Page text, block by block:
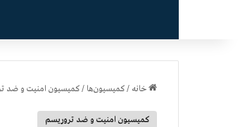
خانه /کمیسیون‌ها /کمیسیون امنیت و ضد
کمیسیون امنیت و ضد تروریسم